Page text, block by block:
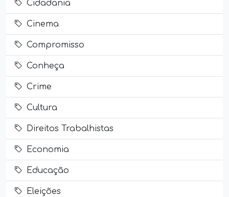
Cidadania
Cinema
Compromisso
Conheça
Crime
Cultura
Direitos Trabalhistas
Economia
Educação
Eleições